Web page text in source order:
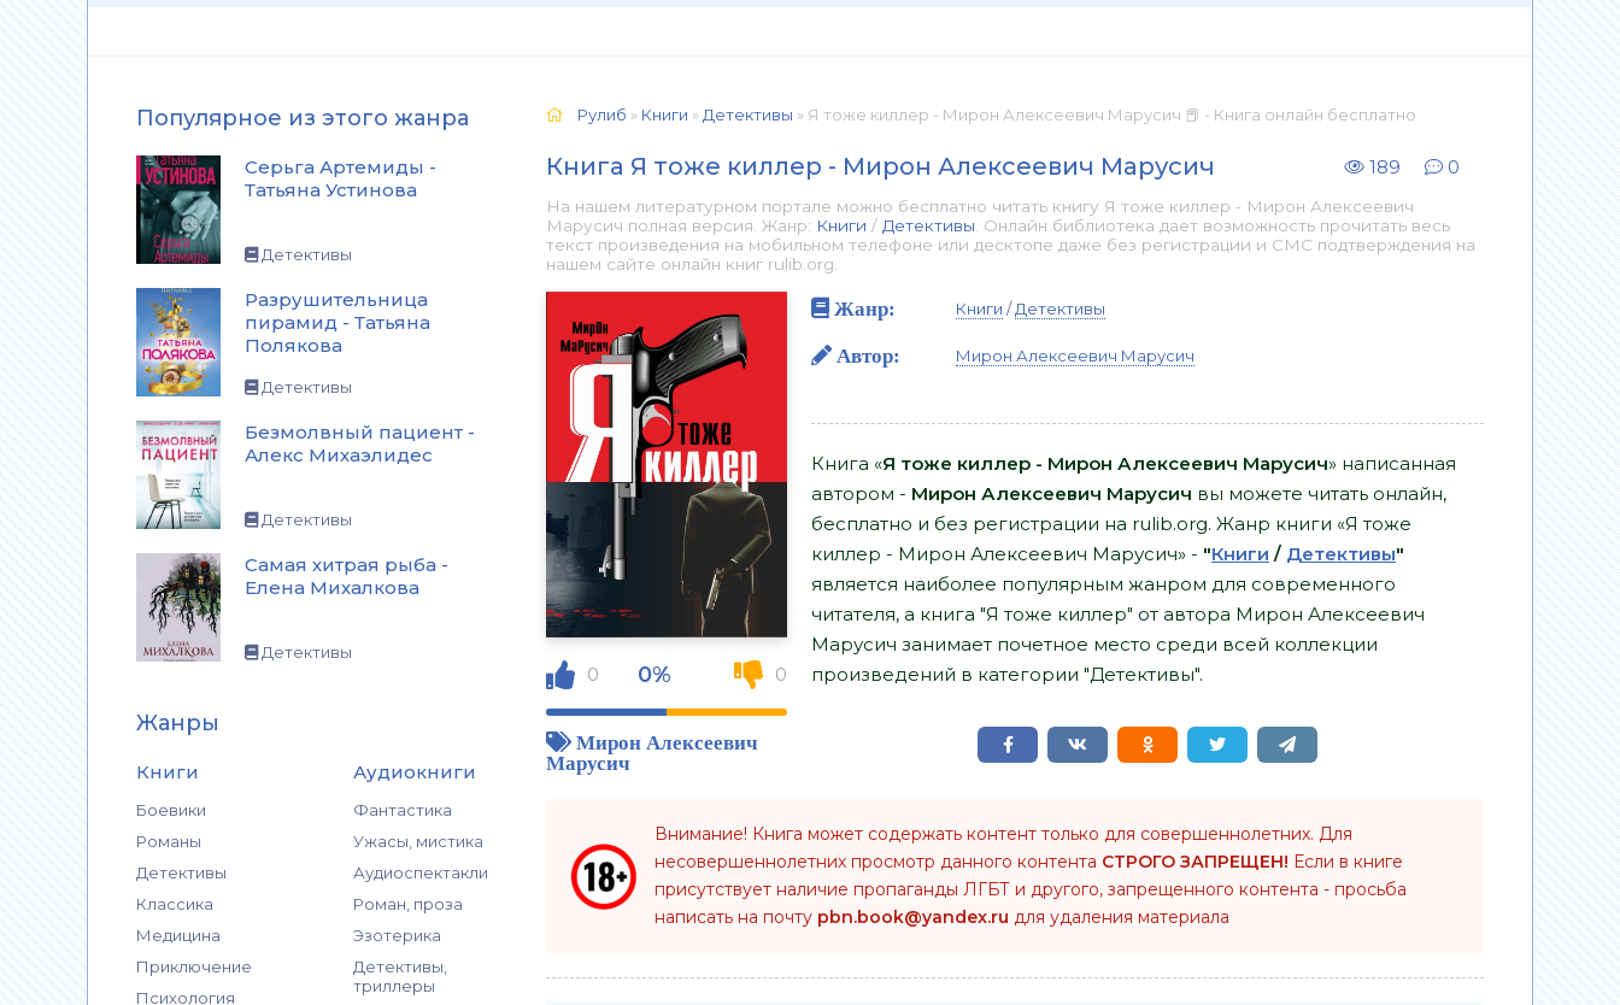
Популярное из этого жанра
Серьга Артемиды -
Татьяна Устинова
Детективы
Разрушительница
пирамид - Татьяна
Полякова
Детективы
Безмолвный пациент -
Алекс Михаэлидес
Детективы
Самая хитрая рыба -
Елена Михалкова
Детективы
Жанры
Книги
Боевики
Романы
Детективы
Классика
Медицина
Приключение
Психология
Аудиокниги
Фантастика
Ужасы, мистика
Аудиоспектакли
Роман, проза
Эзотерика
Детективы,
триллеры
Рулиб » Книги » Детективы » Я тоже киллер - Мирон Алексеевич Марусич 📕 - Книга онлайн бесплатно
Книга Я тоже киллер - Мирон Алексеевич Марусич 189 0
На нашем литературном портале можно бесплатно читать книгу Я тоже киллер - Мирон Алексеевич
Марусич полная версия. Жанр: Книги / Детективы . Онлайн библиотека дает возможность прочитать весь
текст произведения на мобильном телефоне или десктопе даже без регистрации и СМС подтверждения на
нашем сайте онлайн книг rulib.org.
0 0% 0
Мирон Алексеевич
Марусич
Жанр: Книги /Детективы
Автор: Мирон Алексеевич Марусич
Книга «Я тоже киллер - Мирон Алексеевич Марусич» написанная
автором - Мирон Алексеевич Марусич вы можете читать онлайн,
бесплатно и без регистрации на rulib.org. Жанр книги «Я тоже
киллер - Мирон Алексеевич Марусич» - "Книги / Детективы"
является наиболее популярным жанром для современного
читателя, а книга "Я тоже киллер" от автора Мирон Алексеевич
Марусич занимает почетное место среди всей коллекции
произведений в категории "Детективы".
Внимание! Книга может содержать контент только для совершеннолетних. Для
несовершеннолетних просмотр данного контента СТРОГО ЗАПРЕЩЕН! Если в книге
присутствует наличие пропаганды ЛГБТ и другого, запрещенного контента - просьба
написать на почту pbn.book@yandex.ru для удаления материала
Михалкова